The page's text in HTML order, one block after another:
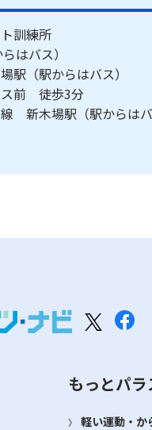
訓練所
らはバス）
駅（駅からはバス）
ス前 徒歩3分
線 新木場駅（駅から
もっとパラ
軽い運動・か